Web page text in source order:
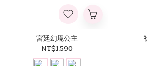
宮廷幻境公主
NT$1,590